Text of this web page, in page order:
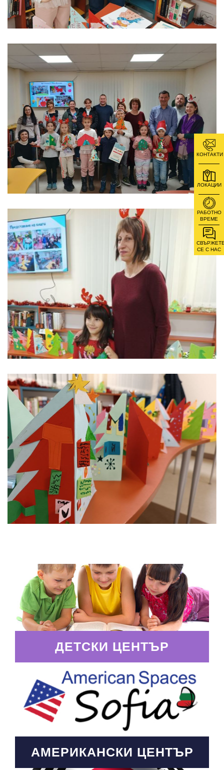
ДЕТСКИ ЦЕНТЪР
АМЕРИКАНСКИ ЦЕНТЪР
КОНТАКТИ
ЛОКАЦИИ
РАБОТНО
ВРЕМЕ
СЕ С НАС